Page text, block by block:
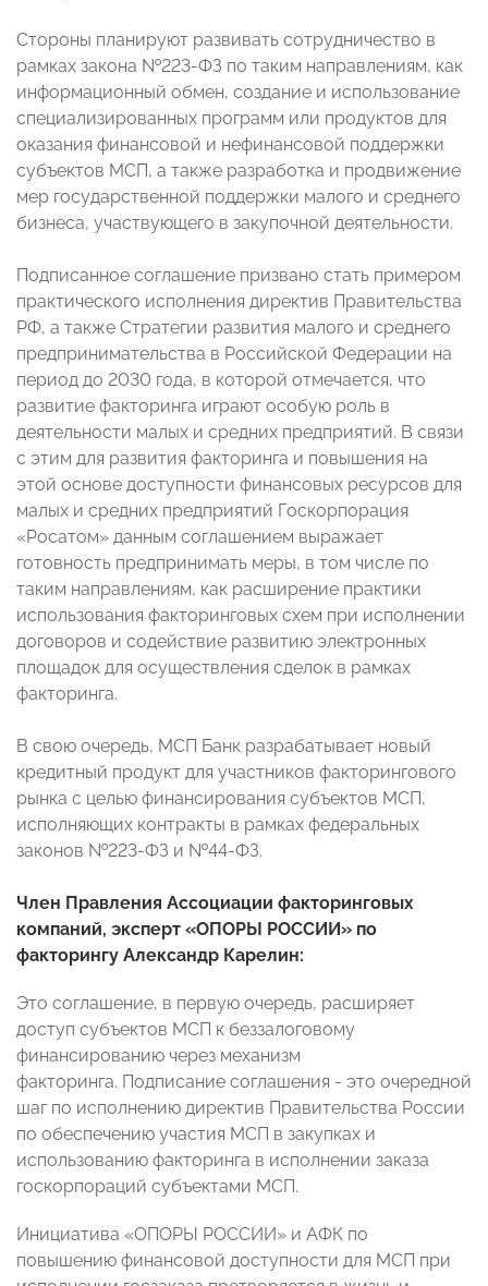
Стороны планируют развивать сотрудничество в
рамках закона №223-ФЗ по таким направлениям, как
информационный обмен, создание и использование
специализированных программ или продуктов для
оказания финансовой и нефинансовой поддержки
субъектов МСП, а также разработка и продвижение
мер государственной поддержки малого и среднего
бизнеса, участвующего в закупочной деятельности.
Подписанное соглашение призвано стать примером
практического исполнения директив Правительства
РФ, а также Стратегии развития малого и среднего
предпринимательства в Российской Федерации на
период до 2030 года, в которой отмечается, что
развитие факторинга играют особую роль в
деятельности малых и средних предприятий. В связи
с этим для развития факторинга и повышения на
этой основе доступности финансовых ресурсов для
малых и средних предприятий Госкорпорация
«Росатом» данным соглашением выражает
готовность предпринимать меры, в том числе по
таким направлениям, как расширение практики
использования факторинговых схем при исполнении
договоров и содействие развитию электронных
площадок для осуществления сделок в рамках
факторинга.
В свою очередь, МСП Банк разрабатывает новый
кредитный продукт для участников факторингового
рынка с целью финансирования субъектов МСП,
исполняющих контракты в рамках федеральных
законов №223-ФЗ и №44-ФЗ.
Член Правления Ассоциации факторинговых
компаний, эксперт «ОПОРЫ РОССИИ» по
факторингу Александр Карелин:
Это соглашение, в первую очередь, расширяет
доступ субъектов МСП к беззалоговому
финансированию через механизм
факторинга. Подписание соглашения - это очередной
шаг по исполнению директив Правительства России
по обеспечению участия МСП в закупках и
использованию факторинга в исполнении заказа
госкорпораций субъектами МСП.
Инициатива «ОПОРЫ РОССИИ» и АФК по
повышению финансовой доступности для МСП при